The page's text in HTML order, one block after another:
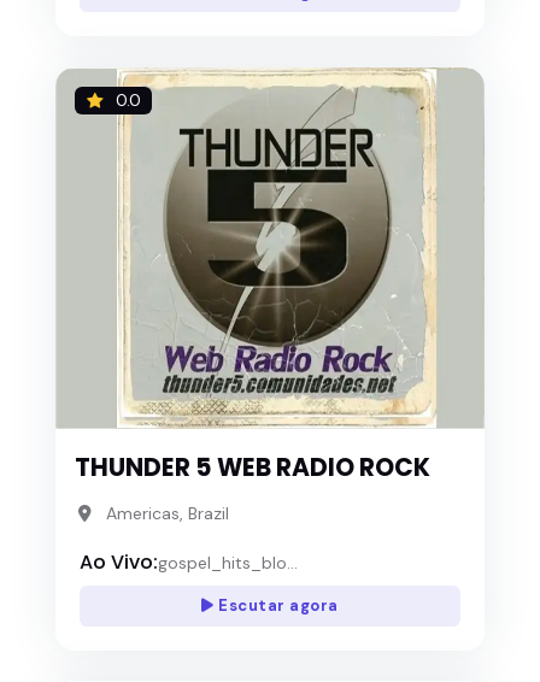
0.0
THUNDER 5 WEB RADIO ROCK
Americas, Brazil
Ao Vivo:gospel_hits_blo...
Escutar agora